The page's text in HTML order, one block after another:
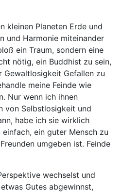
kleinen Planeten Erde und
und Harmonie miteinander
ein Traum, sondern eine
nötig, ein Buddhist zu sein,
Gewaltlosigkeit Gefallen zu
meine Feinde wie
Nur wenn ich ihnen
von Selbstlosigkeit und
habe ich sie wirklich
ein guter Mensch zu
umgeben ist. Feinde
wechselst und
Gutes abgewinnst,